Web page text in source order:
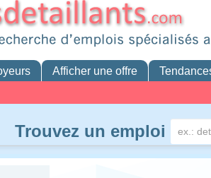
Afficher une offre
Trouvez un emploi